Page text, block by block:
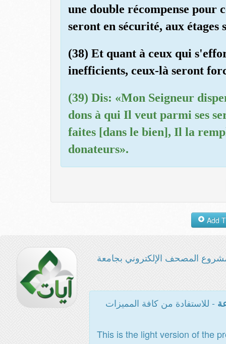
une double récompense
seront en sécurité, aux
(38) Et quant à ceux qui
inefficients, ceux-là seront
(39) Dis: «Mon Seigneur
dons à qui Il veut parmi ses
faites [dans le bien], Il la
donateurs».
المصحف الإلكتروني بجامعة
- للاستفادة من كافة المميزات
This is the light version of the